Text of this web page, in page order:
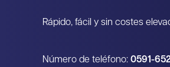
Rápido, fácil y sin costes
Número de teléfono: 0591-